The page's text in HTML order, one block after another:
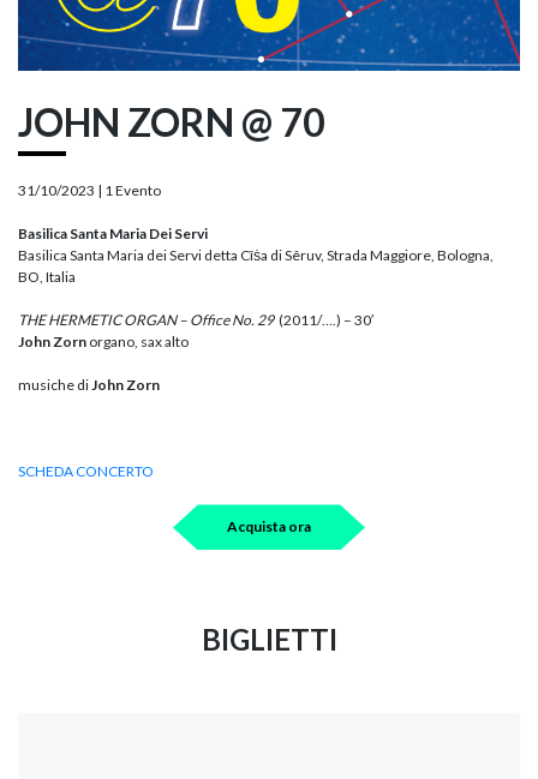
JOHN ZORN @ 70
31/10/2023 | 1 Evento
Basilica Santa Maria Dei Servi
Basilica Santa Maria dei Servi detta Cîṡa di Sêruv, Strada Maggiore, Bologna,
BO, Italia
THE HERMETIC ORGAN – Office No. 29(2011/….) – 30′
John Zorn organo, sax alto
musiche diJohn Zorn
SCHEDA CONCERTO
Acquista ora
BIGLIETTI